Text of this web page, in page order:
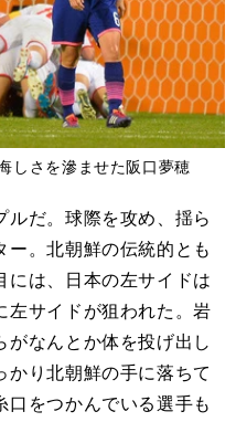
しさを滲ませた阪口夢穂
だ。球際を攻め、揺ら
ー。北朝鮮の伝統的とも
には、日本の左サイドは
左サイドが狙われた。岩
なんとか体を投げ出し
り北朝鮮の手に落ちて
口をつかんでいる選手も